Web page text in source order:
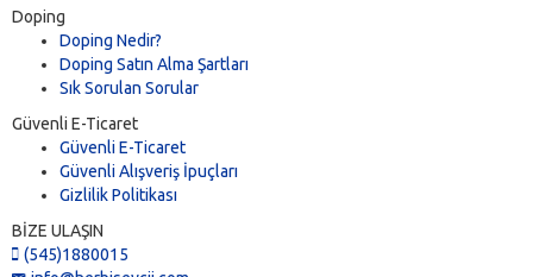
Doping
Doping Nedir?
Doping Satın Alma Şartları
Sık Sorulan Sorular
Güvenli E-Ticaret
Güvenli E-Ticaret
Güvenli Alışveriş İpuçları
Gizlilik Politikası
BİZE ULAŞIN
(545)1880015